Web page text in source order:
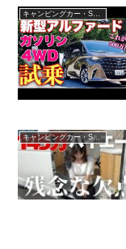
キャンピングカー・SUV人気車種